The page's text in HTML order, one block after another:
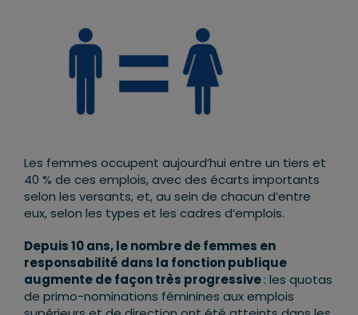
Les femmes occupent aujourd’hui entre un tiers et
40 % de ces emplois, avec des écarts importants
selon les versants, et, au sein de chacun d’entre
eux, selon les types et les cadres d’emplois.
Depuis 10 ans, le nombre de femmes en
responsabilité dans la fonction publique
augmente de façon très progressive: les quotas
de primo-nominations féminines aux emplois